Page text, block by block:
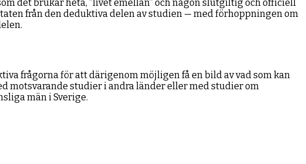
det brukar heta, ”livet emellan” och någon slutgiltig och officiell
från den deduktiva delen av studien — med förhoppningen om
frågorna för att därigenom möjligen få en bild av vad som kan
motsvarande studier i andra länder eller med studier om
män i Sverige.